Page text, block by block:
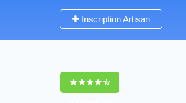
Inscription Artisan